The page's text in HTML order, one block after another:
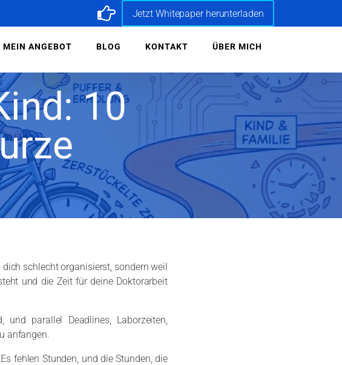
Jetzt Whitepaper herunterladen
MEIN ANGEBOT BLOG KONTAKT ÜBER MICH
10
dich schlecht organisierst, sondern weil
und die Zeit für deine Doktorarbeit
und parallel Deadlines, Laborzeiten,
anfangen.
fehlen Stunden, und die Stunden, die